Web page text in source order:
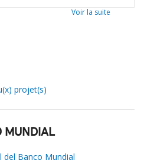
Voir la suite
projet(s)
MUNDIAL
del Banco Mundial